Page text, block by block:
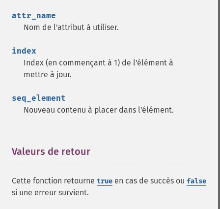
attr_name
Nom de l'attribut à utiliser.
index
Index (en commençant à 1) de l'élément à
mettre à jour.
seq_element
Nouveau contenu à placer dans l'élément.
Valeurs de retour
Cette fonction retourne true en cas de succès ou false
si une erreur survient.